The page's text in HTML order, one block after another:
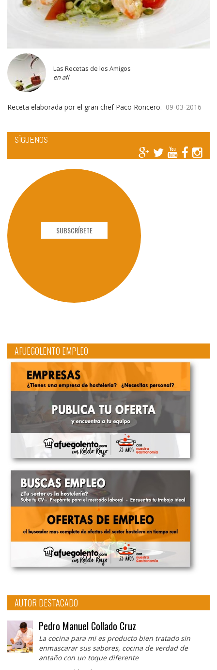
Las Recetas de los Amigos
en afl
Receta elaborada por el gran chef Paco Roncero. 09-03-2016
SÍGUENOS
SUBSCRÍBETE
AFUEGOLENTO EMPLEO
AUTOR DESTACADO
Pedro Manuel Collado Cruz
La cocina para mi es producto bien tratado sin
enmascarar sus sabores, cocina de verdad de
antaño con un toque diferente